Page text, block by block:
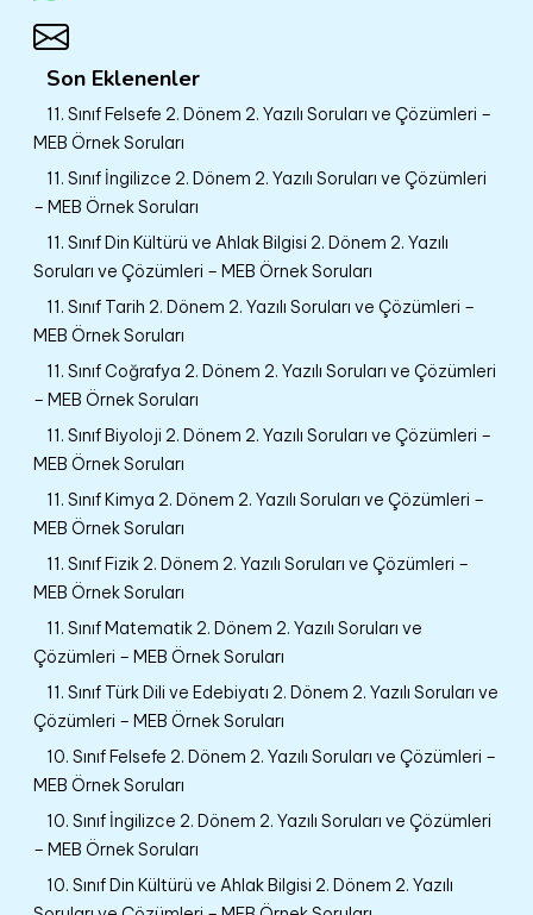
Son Eklenenler
11. Sınıf Felsefe 2. Dönem 2. Yazılı Soruları ve Çözümleri –
MEB Örnek Soruları
11. Sınıf İngilizce 2. Dönem 2. Yazılı Soruları ve Çözümleri
– MEB Örnek Soruları
11. Sınıf Din Kültürü ve Ahlak Bilgisi 2. Dönem 2. Yazılı
Soruları ve Çözümleri – MEB Örnek Soruları
11. Sınıf Tarih 2. Dönem 2. Yazılı Soruları ve Çözümleri –
MEB Örnek Soruları
11. Sınıf Coğrafya 2. Dönem 2. Yazılı Soruları ve Çözümleri
– MEB Örnek Soruları
11. Sınıf Biyoloji 2. Dönem 2. Yazılı Soruları ve Çözümleri –
MEB Örnek Soruları
11. Sınıf Kimya 2. Dönem 2. Yazılı Soruları ve Çözümleri –
MEB Örnek Soruları
11. Sınıf Fizik 2. Dönem 2. Yazılı Soruları ve Çözümleri –
MEB Örnek Soruları
11. Sınıf Matematik 2. Dönem 2. Yazılı Soruları ve
Çözümleri – MEB Örnek Soruları
11. Sınıf Türk Dili ve Edebiyatı 2. Dönem 2. Yazılı Soruları ve
Çözümleri – MEB Örnek Soruları
10. Sınıf Felsefe 2. Dönem 2. Yazılı Soruları ve Çözümleri –
MEB Örnek Soruları
10. Sınıf İngilizce 2. Dönem 2. Yazılı Soruları ve Çözümleri
– MEB Örnek Soruları
10. Sınıf Din Kültürü ve Ahlak Bilgisi 2. Dönem 2. Yazılı